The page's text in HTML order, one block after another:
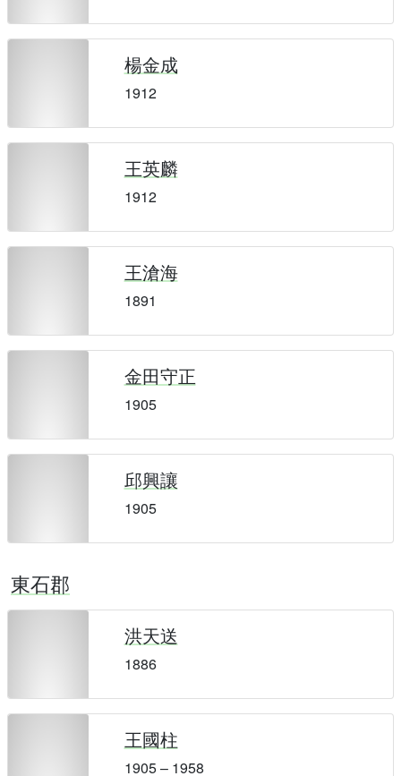
楊金成
1912
王英麟
1912
王滄海
1891
金田守正
1905
邱興讓
1905
東石郡
洪天送
1886
王國柱
1905 – 1958